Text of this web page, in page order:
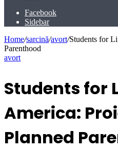
Facebook
Sidebar
Home/sarcină/avort/Students for
Parenthood
avort
Students for
America:
Planned